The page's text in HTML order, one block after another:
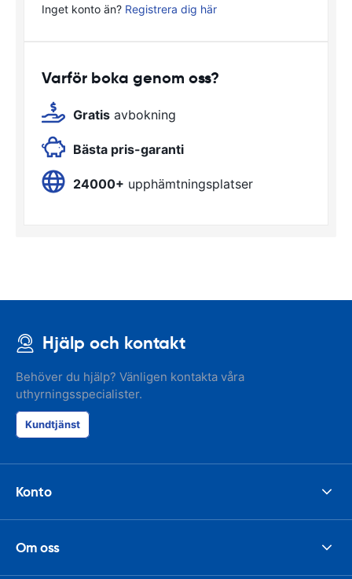
Inget konto än? Registrera dig här
Varför boka genom oss?
Gratis avbokning
Bästa pris-garanti
24000+ upphämtningsplatser
Hjälp och kontakt
Behöver du hjälp? Vänligen kontakta våra
uthyrningsspecialister.
Kundtjänst
Konto
Om oss